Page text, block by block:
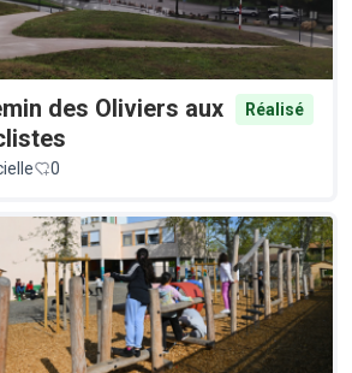
des Oliviers aux
Réalisé
0